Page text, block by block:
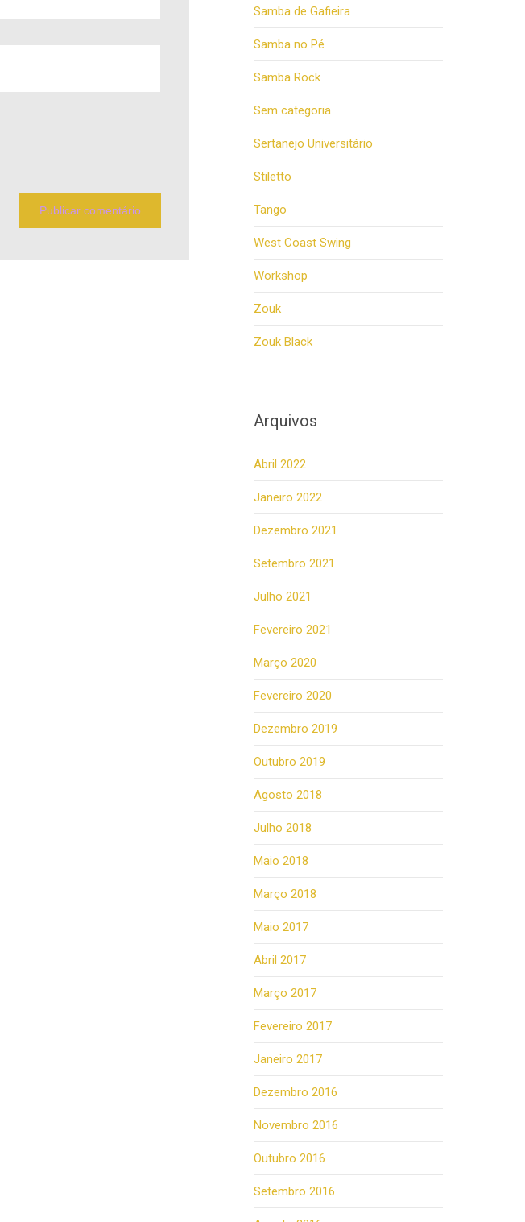
Samba de Gafieira
Samba no Pé
Samba Rock
Sem categoria
Sertanejo Universitário
Stiletto
Tango
West Coast Swing
Workshop
Zouk
Zouk Black
Arquivos
Abril 2022
Janeiro 2022
Dezembro 2021
Setembro 2021
Julho 2021
Fevereiro 2021
Março 2020
Fevereiro 2020
Dezembro 2019
Outubro 2019
Agosto 2018
Julho 2018
Maio 2018
Março 2018
Maio 2017
Abril 2017
Março 2017
Fevereiro 2017
Janeiro 2017
Dezembro 2016
Novembro 2016
Outubro 2016
Setembro 2016